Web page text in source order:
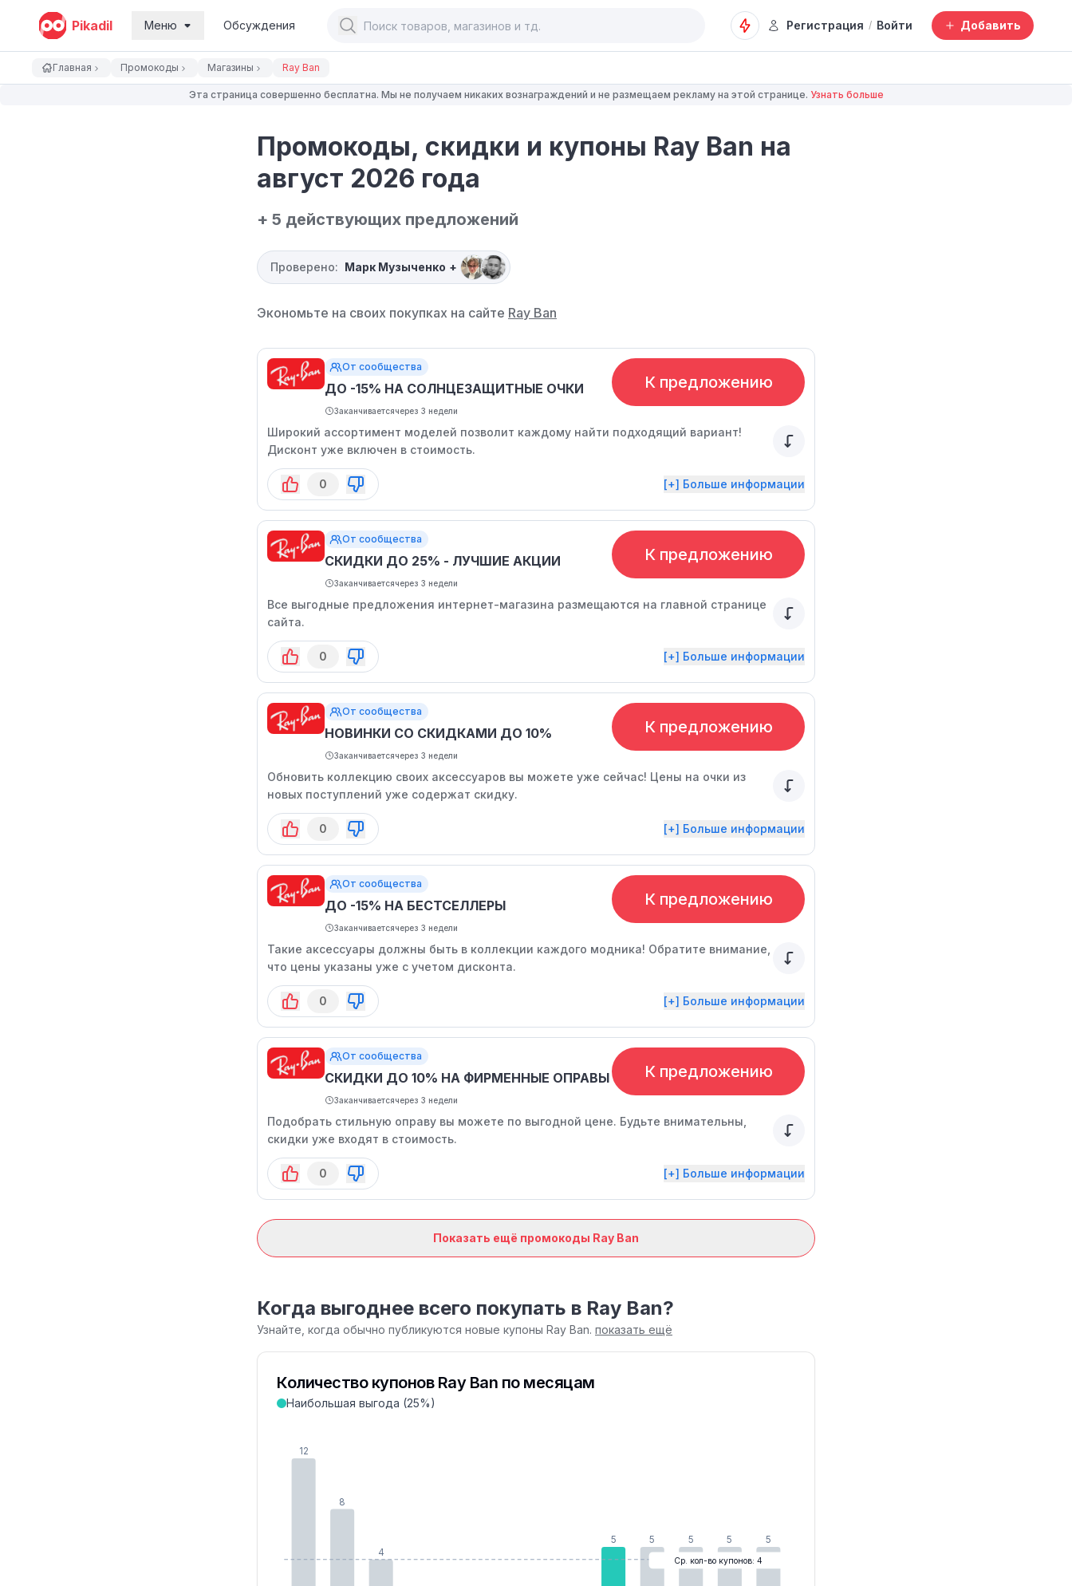
Pikadil Меню Обсуждения Регистрация / Войти Добавить
Главная Промокоды Магазины Ray Ban
Эта страница совершенно бесплатна. Мы не получаем никаких вознаграждений и не размещаем рекламу на этой странице. Узнать больше
Промокоды, скидки и купоны Ray Ban на
август 2026 года
+ 5 действующих предложений
Проверено: Марк Музыченко +
Экономьте на своих покупках на сайте Ray Ban
От сообщества
ДО -15% НА СОЛНЦЕЗАЩИТНЫЕ ОЧКИ
Заканчиваетсячерез 3 недели
К предложению
Широкий ассортимент моделей позволит каждому найти подходящий вариант!
Дисконт уже включен в стоимость.
0 [+] Больше информации
От сообщества
СКИДКИ ДО 25% - ЛУЧШИЕ АКЦИИ
Заканчиваетсячерез 3 недели
К предложению
Все выгодные предложения интернет-магазина размещаются на главной странице
сайта.
0 [+] Больше информации
От сообщества
НОВИНКИ СО СКИДКАМИ ДО 10%
Заканчиваетсячерез 3 недели
К предложению
Обновить коллекцию своих аксессуаров вы можете уже сейчас! Цены на очки из
новых поступлений уже содержат скидку.
0 [+] Больше информации
От сообщества
ДО -15% НА БЕСТСЕЛЛЕРЫ
Заканчиваетсячерез 3 недели
К предложению
Такие аксессуары должны быть в коллекции каждого модника! Обратите внимание,
что цены указаны уже с учетом дисконта.
0 [+] Больше информации
От сообщества
СКИДКИ ДО 10% НА ФИРМЕННЫЕ ОПРАВЫ
Заканчиваетсячерез 3 недели
К предложению
Подобрать стильную оправу вы можете по выгодной цене. Будьте внимательны,
скидки уже входят в стоимость.
0 [+] Больше информации
Показать ещё промокоды Ray Ban
Когда выгоднее всего покупать в Ray Ban?
Узнайте, когда обычно публикуются новые купоны Ray Ban. показать ещё
Количество купонов Ray Ban по месяцам
Наибольшая выгода (25%)
12
8
4
5 5 5 5 5
Ср. кол-во купонов: 4